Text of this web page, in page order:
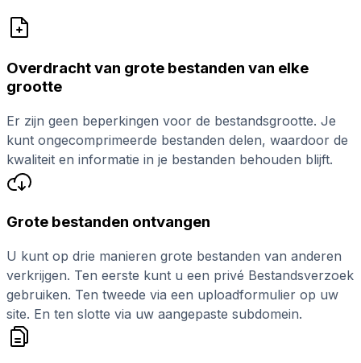
Overdracht van grote bestanden van elke
grootte
Er zijn geen beperkingen voor de bestandsgrootte. Je
kunt ongecomprimeerde bestanden delen, waardoor de
kwaliteit en informatie in je bestanden behouden blijft.
Grote bestanden ontvangen
U kunt op drie manieren grote bestanden van anderen
verkrijgen. Ten eerste kunt u een privé Bestandsverzoek
gebruiken. Ten tweede via een uploadformulier op uw
site. En ten slotte via uw aangepaste subdomein.